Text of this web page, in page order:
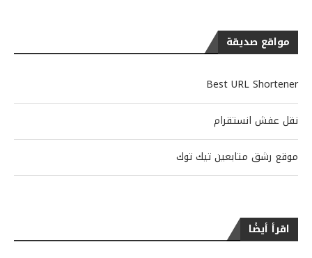
مواقع صديقة
Best URL Shortener
نقل عفش انستقرام
موقع رشق متابعين تيك توك
اقرأ أيضًا